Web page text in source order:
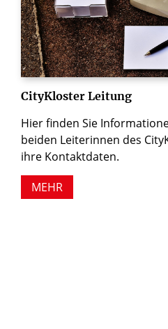
CityKloster Leitung
Hier finden Sie
beiden Leiterinnen des
ihre Kontaktdaten.
MEHR